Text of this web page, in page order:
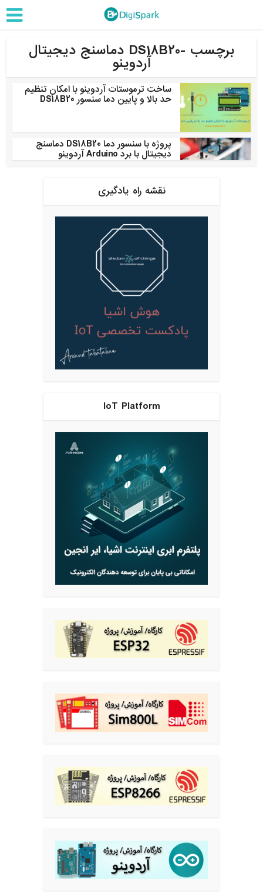
برچسب -DS18B20 دماسنج دیجیتال
آردوینو
ساخت ترموستات آردوینو با امکان تنظیم
حد بالا و پایین دما سنسور DS18B20
پروژه با سنسور دما DS18B20 دماسنج
دیجیتال با برد Arduino آردوینو
نقشه راه یادگیری
IoT Platform